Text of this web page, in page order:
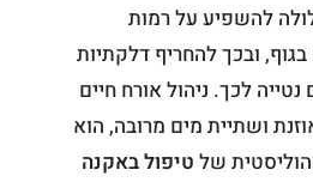
להשפיע על רמות
בגוף, ובכך להחריף דלקתיות
לכך. ניהול אורח חיים
ושתיית מים מרובה, הוא
של טיפול באקנה